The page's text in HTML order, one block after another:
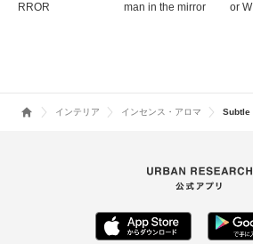
RROR
man in the mirror
or
インテリア インセンス・アロマ Subtle